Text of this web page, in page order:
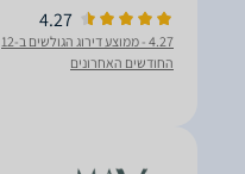
4.27
4.27
- ממוצע דירוג הגולשים ב-12
החודשים האחרונים